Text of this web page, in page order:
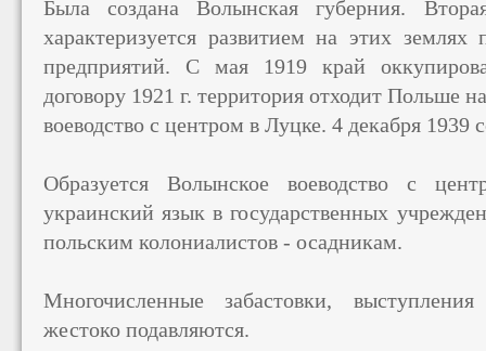
Была создана Волынская губерния.
характеризуется развитием на этих
предприятий. С мая 1919 край
договору 1921 г. территория отходит Польше
воеводство с центром в Луцке. 4 декабря 1939
Образуется Волынское воеводство с
украинский язык в государственных
польским колониалистов - осадникам.
Многочисленные забастовки,
жестоко подавляются.